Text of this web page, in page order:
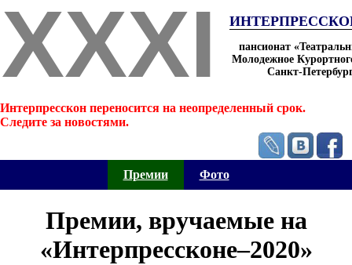
XXXI
пансионат
Молодежное
Санкт-
Интерпресскон переносится на неопределенный срок.
Следите за новостями.
Премии Фото
Премии, вручаемые на
«Интерпрессконе–2020»